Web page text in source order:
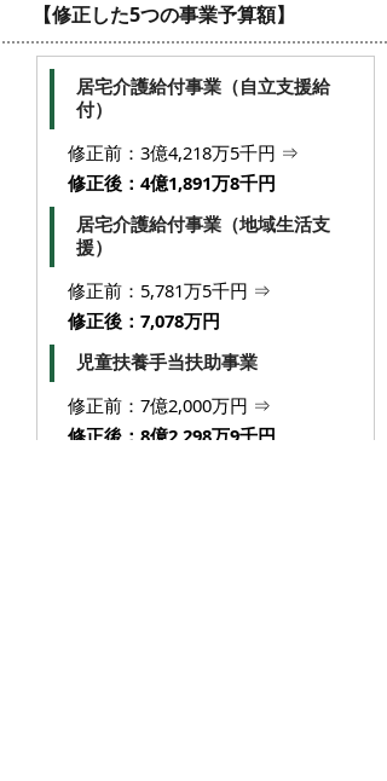
【修正した5つの事業予算額】
居宅介護給付事業（自立支援給
付）
修正前：3億4,218万5千円 ⇒
修正後：4億1,891万8千円
居宅介護給付事業（地域生活支
援）
修正前：5,781万5千円 ⇒
修正後：7,078万円
児童扶養手当扶助事業
修正前：7億2,000万円 ⇒
修正後：8億2,298万9千円